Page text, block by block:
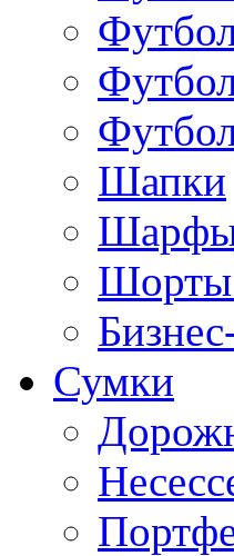
Шапки
Сумки